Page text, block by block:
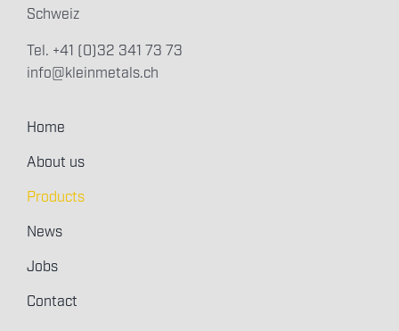
Schweiz
Tel. +41 (0)32 341 73 73
info@kleinmetals.ch
Home
About us
Products
News
Jobs
Contact